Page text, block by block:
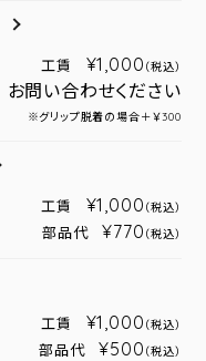
工賃 ¥1,000 （税込）
お問い合わせください
※グリップ脱着の場合＋￥300
工賃 ¥1,000 （税込）
部品代 ¥770 （税込）
工賃 ¥1,000 （税込）
部品代 ¥500 （税込）